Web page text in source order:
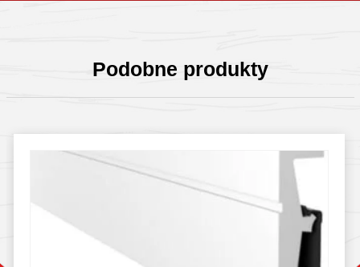
Podobne produkty